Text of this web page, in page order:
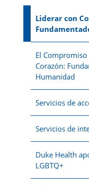
Liderar con
El
Corazón:
Humanidad
Servicios de
Servicios de
Duke Health
LGBTQ+